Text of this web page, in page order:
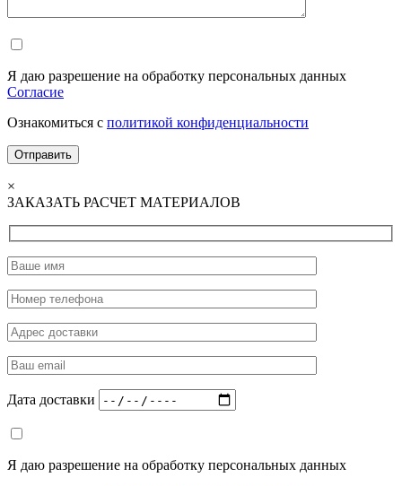
Я даю разрешение на обработку персональных данных
Согласие
Ознакомиться с политикой конфиденциальности
×
ЗАКАЗАТЬ РАСЧЕТ МАТЕРИАЛОВ
Дата доставки
Я даю разрешение на обработку персональных данных